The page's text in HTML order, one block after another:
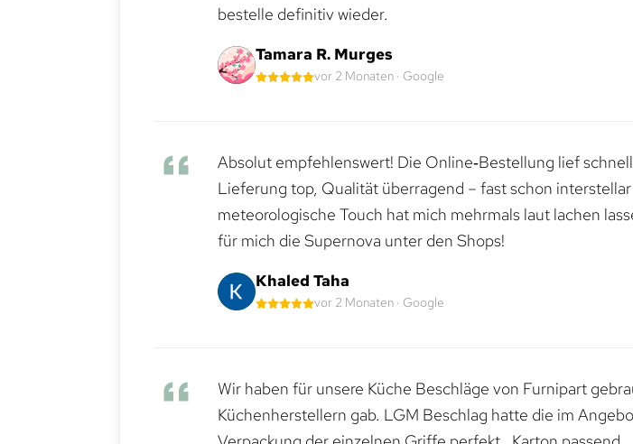
bestelle definitiv wieder.
Tamara R. Murges
vor 2 Monaten · Google
Absolut empfehlenswert! Die Online‑Bestellung lief
Lieferung top, Qualität überragend – fast schon
meteorologische Touch hat mich mehrmals laut lachen
für mich die Supernova unter den Shops!
Khaled Taha
vor 2 Monaten · Google
Wir haben für unsere Küche Beschläge von Furnipart
Küchenherstellern gab. LGM Beschlag hatte die im